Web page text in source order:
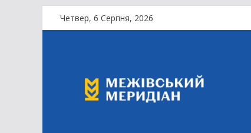
Перейти
до
Четвер, 6 Серпня, 2026